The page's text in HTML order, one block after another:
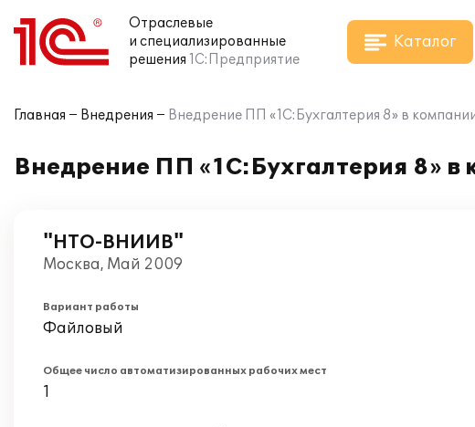
Отраслевые
и специализированные
решения 1С:Предприятие
Каталог
Главная Внедрения Внедрение ПП «1С:Бухгалтерия 8» в
Внедрение ПП «1С:Бухгалтерия
"НТО-ВНИИВ"
Москва, Май 2009
Вариант работы
Файловый
Общее число автоматизированных рабочих мест
1